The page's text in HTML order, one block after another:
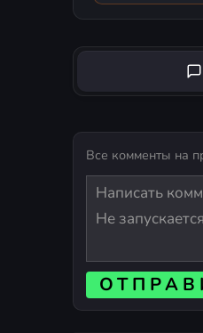
Все комменты на